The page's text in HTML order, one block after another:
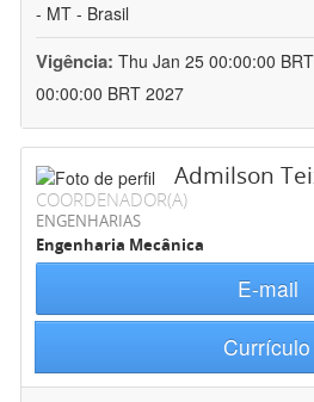
- MT - Brasil
Vigência: Thu Jan 25 00:00:00
00:00:00 BRT 2027
Admilson
COORDENADOR(A)
ENGENHARIAS
Engenharia Mecânica
E-mail
Currículo